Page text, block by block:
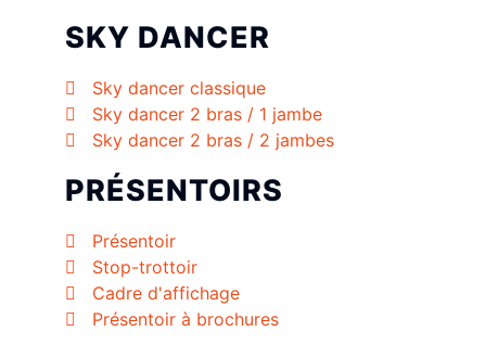
SKY DANCER
Sky dancer classique
Sky dancer 2 bras / 1 jambe
Sky dancer 2 bras / 2 jambes
PRÉSENTOIRS
Présentoir
Stop-trottoir
Cadre d'affichage
Présentoir à brochures